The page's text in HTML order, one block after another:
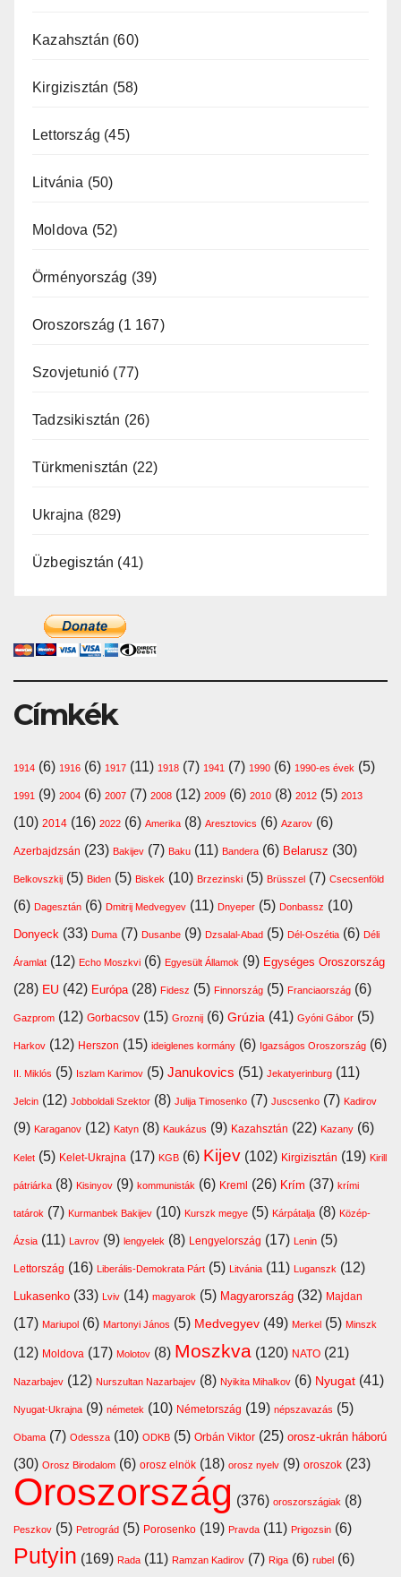
Kazahsztán (60)
Kirgizisztán (58)
Lettország (45)
Litvánia (50)
Moldova (52)
Örményország (39)
Oroszország (1 167)
Szovjetunió (77)
Tadzsikisztán (26)
Türkmenisztán (22)
Ukrajna (829)
Üzbegisztán (41)
Címkék
1914 (6) 1916 (6) 1917 (11) 1918 (7) 1941 (7) 1990 (6) 1990-es évek (5)
1991 (9) 2004 (6) 2007 (7) 2008 (12) 2009 (6) 2010 (8) 2012 (5) 2013
(10) 2014 (16) 2022 (6) Amerika (8) Aresztovics (6) Azarov (6)
Azerbajdzsán (23) Bakijev (7) Baku (11) Bandera (6) Belarusz (30)
Belkovszkij (5) Biden (5) Biskek (10) Brzezinski (5) Brüsszel (7) Csecsenföld
(6) Dagesztán (6) Dmitrij Medvegyev (11) Dnyeper (5) Donbassz (10)
Donyeck (33) Duma (7) Dusanbe (9) Dzsalal-Abad (5) Dél-Oszétia (6) Déli
Áramlat (12) Echo Moszkvi (6) Egyesült Államok (9) Egységes Oroszország
(28) EU (42) Európa (28) Fidesz (5) Finnország (5) Franciaország (6)
Gazprom (12) Gorbacsov (15) Groznij (6) Grúzia (41) Gyóni Gábor (5)
Harkov (12) Herszon (15) ideiglenes kormány (6) Igazságos Oroszország (6)
II. Miklós (5) Iszlam Karimov (5) Janukovics (51) Jekatyerinburg (11)
Jelcin (12) Jobboldali Szektor (8) Julija Timosenko (7) Juscsenko (7) Kadirov
(9) Karaganov (12) Katyn (8) Kaukázus (9) Kazahsztán (22) Kazany (6)
Kelet (5) Kelet-Ukrajna (17) KGB (6) Kijev (102) Kirgizisztán (19) Kirill
pátriárka (8) Kisinyov (9) kommunisták (6) Kreml (26) Krím (37) krími
tatárok (7) Kurmanbek Bakijev (10) Kurszk megye (5) Kárpátalja (8) Közép-
Ázsia (11) Lavrov (9) lengyelek (8) Lengyelország (17) Lenin (5)
Lettország (16) Liberális-Demokrata Párt (5) Litvánia (11) Luganszk (12)
Lukasenko (33) Lviv (14) magyarok (5) Magyarország (32) Majdan
(17) Mariupol (6) Martonyi János (5) Medvegyev (49) Merkel (5) Minszk
(12) Moldova (17) Molotov (8) Moszkva (120) NATO (21)
Nazarbajev (12) Nurszultan Nazarbajev (8) Nyikita Mihalkov (6) Nyugat (41)
Nyugat-Ukrajna (9) németek (10) Németország (19) népszavazás (5)
Obama (7) Odessza (10) ODKB (5) Orbán Viktor (25) orosz-ukrán háború
(30) Orosz Birodalom (6) orosz elnök (18) orosz nyelv (9) oroszok (23)
Oroszország (376) oroszországiak (8)
Peszkov (5) Petrográd (5) Porosenko (19) Pravda (11) Prigozsin (6)
Putyin (169) Rada (11) Ramzan Kadirov (7) Riga (6) rubel (6)